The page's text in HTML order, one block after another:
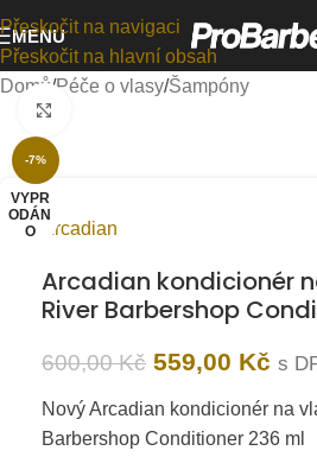
Přeskočit na navigaci
Přeskočit na hlavní obsah
MENU
Domů/Péče o vlasy/Šampóny
-7%
VYPR
ODÁN
O
Arcadian
Arcadian kondicionér
River Barbershop
600,00Kč 559,00 Kč s
Nový Arcadian kondicionér na
Barbershop Conditioner 236 ml